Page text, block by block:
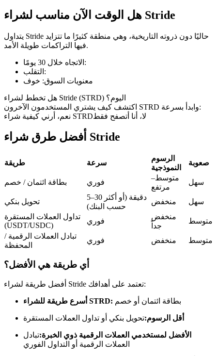
TradFi
مشتقات الأسهم والعملات الأجنبية والمعادن الثمينة والسلع
نسخ التداول
انضم إلى أفضل المتداولين
هل الوقت الآن مناسب لشراء Stride
يتداول Stride حاليًا دون ذروته التاريخية، وهي منطقة كثيرًا ما تتزايد
فيها التراكمات طويلة الأمد.
الاتجاه خلال 30 يومًا :
التقلب :
معنويات السوق: خوف
هل تخطط لشراء Stride (STRD) اليوم؟
اكتشف كيف يشتري المستخدمون الآخرون STRD وابدأ بسرعة:
نعم، أرني كيفية شراء STRDلا، أنا أتصفح فقط
أفضل طرق شراء Stride
طريقة سرعة
الرسوم
النموذجية
صعوبة
بطاقة ائتمان / خصم فوري
متوسط–
مرتفع
سهل
تحويل بنكي
5–30 دقيقة (أو أكثر
حسب البنك)
منخفض
سهل
تداول العملات المستقرة
(USDT/USDC)
فوري
منخفض
جداً
متوسط
تبادل العملات الرقمية /
المحفظة
فوري منخفض متوسط
أي طريقة هي الأفضل؟
أفضل طريقة لشراء Stride تعتمد على أهدافك:
أسرع طريقة للشراء STRD: بطاقة ائتمان أو خصم
أقل الرسوم:تحويل بنكي أو تداول العملات المستقرة
الأفضل لمستخدمي العملات الرقمية ذوي الخبرة:تبادل
العملات الرقمية أو التداول الفوري